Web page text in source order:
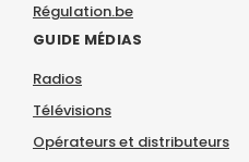
Régulation.be
GUIDE MÉDIAS
Radios
Télévisions
Opérateurs et distributeurs